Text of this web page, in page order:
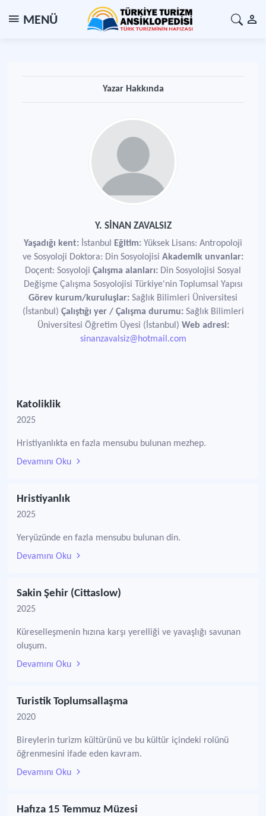
MENÜ
Yazar Hakkında
Y. SİNAN ZAVALSIZ
Yaşadığı kent: İstanbul Eğitim: Yüksek Lisans: Antropoloji
ve Sosyoloji Doktora: Din Sosyolojisi Akademik unvanlar:
Doçent: Sosyoloji Çalışma alanları: Din Sosyolojisi Sosyal
Değişme Çalışma Sosyolojisi Türkiye'nin Toplumsal Yapısı
Görev kurum/kuruluşlar: Sağlık Bilimleri Üniversitesi
(İstanbul) Çalıştığı yer / Çalışma durumu:Sağlık Bilimleri
Üniversitesi Öğretim Üyesi (İstanbul) Web adresi:
sinanzavalsiz@hotmail.com
Katoliklik
2025
Hristiyanlıkta en fazla mensubu bulunan mezhep.
Devamını Oku
Hristiyanlık
2025
Yeryüzünde en fazla mensubu bulunan din.
Devamını Oku
Sakin Şehir (Cittaslow)
2025
Küreselleşmenin hızına karşı yerelliği ve yavaşlığı savunan
oluşum.
Devamını Oku
Turistik Toplumsallaşma
2020
Bireylerin turizm kültürünü ve bu kültür içindeki rolünü
öğrenmesini ifade eden kavram.
Devamını Oku
Hafıza 15 Temmuz Müzesi